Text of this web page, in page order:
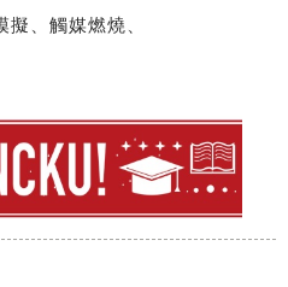
、觸媒燃燒、